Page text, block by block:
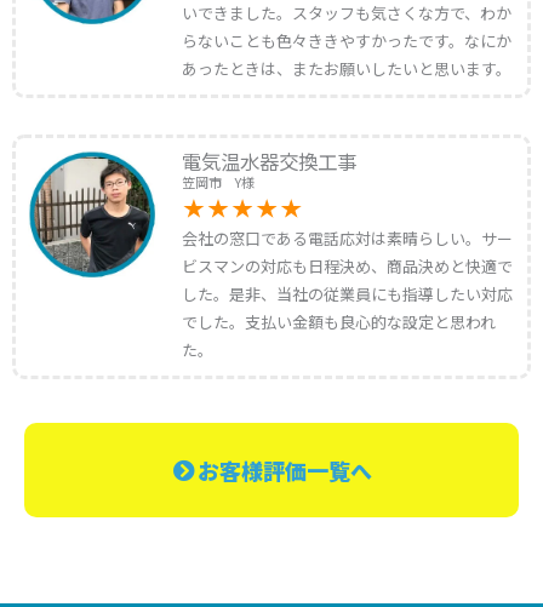
いできました。スタッフも気さくな方で、わか
らないことも色々ききやすかったです。なにか
あったときは、またお願いしたいと思います。
電気温水器交換工事
笠岡市 Y様
会社の窓口である電話応対は素晴らしい。サー
ビスマンの対応も日程決め、商品決めと快適で
した。是非、当社の従業員にも指導したい対応
でした。支払い金額も良心的な設定と思われ
た。
お客様評価一覧へ